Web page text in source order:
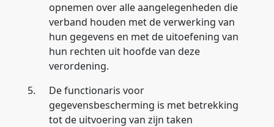
opnemen over alle aangelegenheden die
verband houden met de verwerking van
hun gegevens en met de uitoefening van
hun rechten uit hoofde van deze
verordening.
5.
De functionaris voor
gegevensbescherming is met betrekking
tot de uitvoering van zijn taken